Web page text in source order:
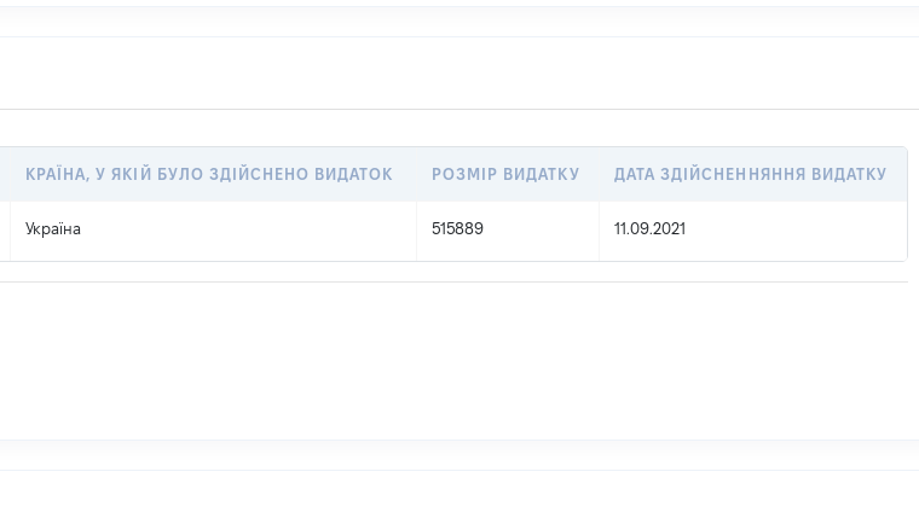
КРАЇНА, У ЯКІЙ БУЛО ЗДІЙСНЕНО ВИДАТОК РОЗМІР ВИДАТКУ ДАТА ЗДІЙСНЕННЯННЯ ВИДАТКУ
Україна 515889 11.09.2021